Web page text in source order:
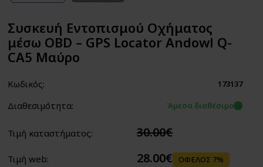
Συσκευή Εντοπισμού Οχήματος
μέσω OBD – GPS Locator Andowl Q-
CA5 Μαύρο
Κωδικός: 173137
Διαθεσιμότητα: Άμεσα διαθέσιμο
Τιμή καταστήματος: 30.00€
Τιμή web: 28.00€ ΟΦΕΛΟΣ 7%